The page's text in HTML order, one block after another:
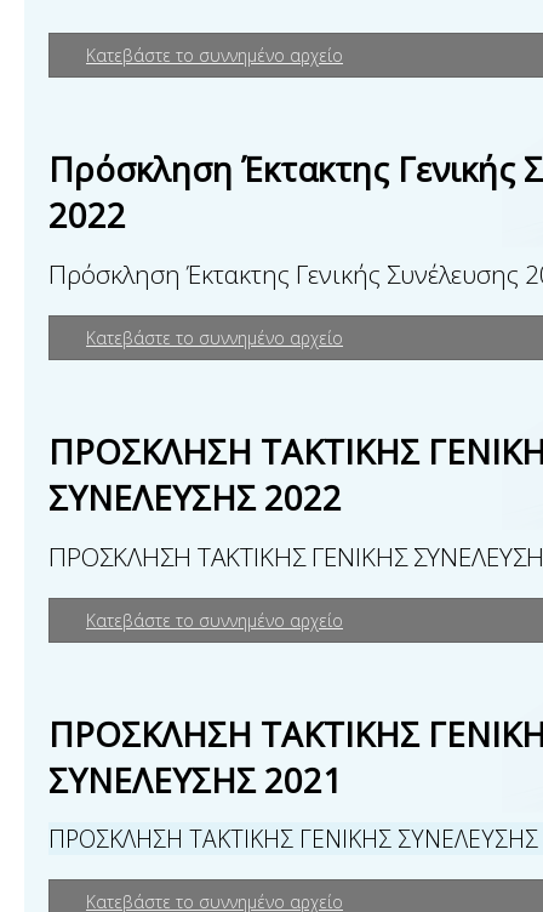
Κατεβάστε το συννημένο αρχείο
Πρόσκληση Έκτακτης Γενικής
2022
Πρόσκληση Έκτακτης Γενικής Συνέλευσης
Κατεβάστε το συννημένο αρχείο
ΠΡΟΣΚΛΗΣΗ ΤΑΚΤΙΚΗΣ
ΣΥΝΕΛΕΥΣΗΣ 2022
ΠΡΟΣΚΛΗΣΗ ΤΑΚΤΙΚΗΣ ΓΕΝΙΚΗΣ
Κατεβάστε το συννημένο αρχείο
ΠΡΟΣΚΛΗΣΗ ΤΑΚΤΙΚΗΣ
ΣΥΝΕΛΕΥΣΗΣ 2021
ΠΡΟΣΚΛΗΣΗ ΤΑΚΤΙΚΗΣ ΓΕΝΙΚΗΣ ΣΥΝΕΛΕΥΣΗΣ
Κατεβάστε το συννημένο αρχείο